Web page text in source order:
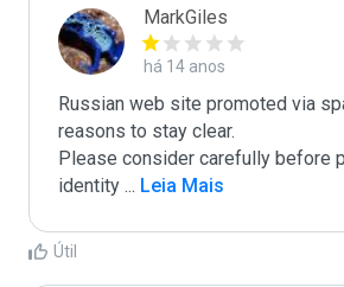
MarkGiles
há 14 anos
Russian web site promoted via
reasons to stay clear.
Please consider carefully before
identity ... Leia Mais
Útil